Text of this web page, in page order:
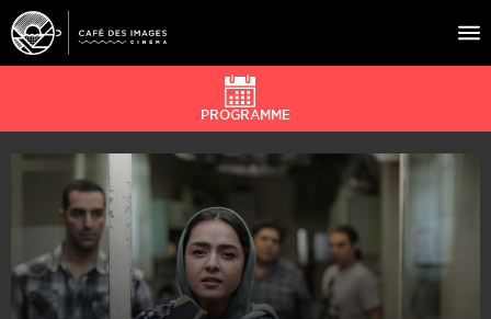
À L’AFFICHE
ÉVÉNEMENTS
CAFÉ DU CINÉ
PRATIQUE
ÉDUCATION AUX IMAGES
PROGRAMME